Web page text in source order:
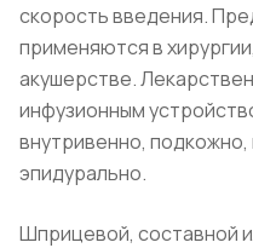
скорость введения.
применяются в
акушерстве.
инфузионным
внутривенно,
эпидурально.
Шприцевой, составной